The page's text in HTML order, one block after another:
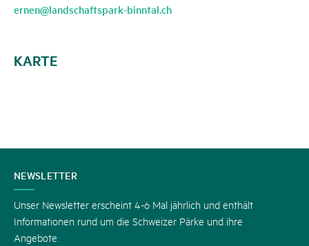
ernen@landschaftspark-binntal.ch
KARTE
KONTAKT
NEWSLETTER
Unser Newsletter erscheint 4-6 Mal jährlich und enthält
Informationen rund um die Schweizer Pärke und ihre
Angebote.